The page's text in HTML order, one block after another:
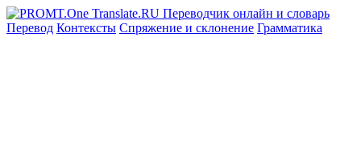
Перевод Контексты Спряжение и склонение Грамматика